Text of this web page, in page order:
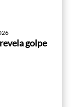
golpe